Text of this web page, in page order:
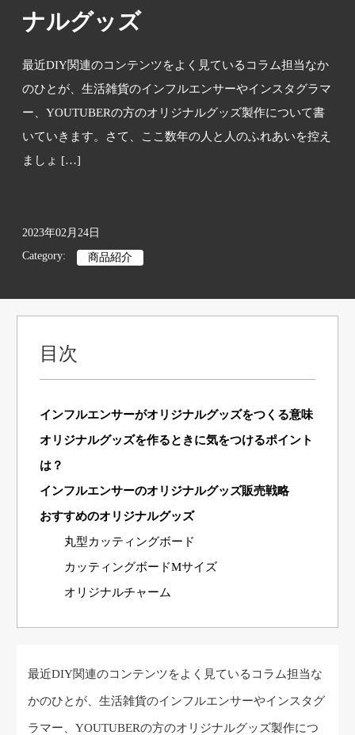
ナルグッズ
最近DIY関連のコンテンツをよく見ているコラム担当なか
のひとが、生活雑貨のインフルエンサーやインスタグラマ
ー、YOUTUBERの方のオリジナルグッズ製作について書
いていきます。さて、ここ数年の人と人のふれあいを控え
ましょ […]
2023年02月24日
Category:
商品紹介
目次
インフルエンサーがオリジナルグッズをつくる意味
オリジナルグッズを作るときに気をつけるポイント
は？
インフルエンサーのオリジナルグッズ販売戦略
おすすめのオリジナルグッズ
丸型カッティングボード
カッティングボードMサイズ
オリジナルチャーム
最近DIY関連のコンテンツをよく見ているコラム担当な
かのひとが、生活雑貨のインフルエンサーやインスタグ
ラマー、YOUTUBERの方のオリジナルグッズ製作につ